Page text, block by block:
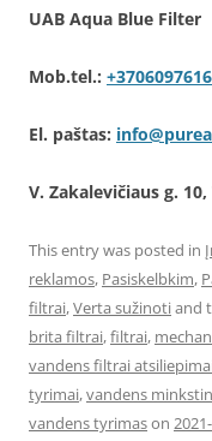
UAB Aqua Blue Filter
Mob.tel.:
El. paštas:
V. Zakalevičiaus g.
This entry was posted in
reklamos, Pasiskelbkim,
filtrai,Verta sužinotiand
brita filtrai,filtrai,
vandens filtrai
tyrimai,vandens
vandens tyrimason